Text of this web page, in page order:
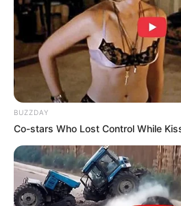
BUZZDAY
Co-stars Who Lost Control While